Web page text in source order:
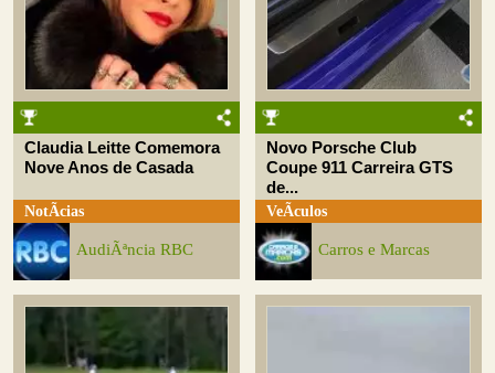
Claudia Leitte Comemora
Nove Anos de Casada
NotÃ­cias
AudiÃªncia RBC
Novo Porsche Club
Coupe 911 Carreira GTS
de...
VeÃ­culos
Carros e Marcas